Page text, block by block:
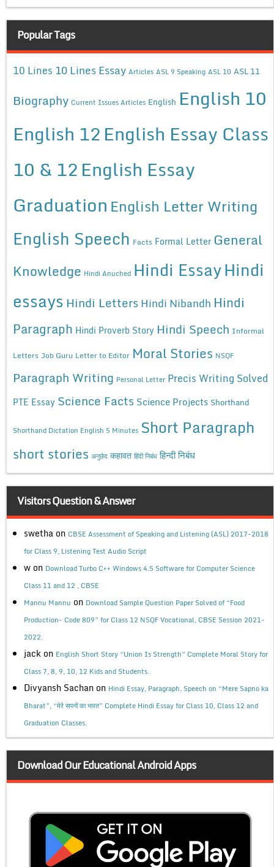
Popular Tags
10 Lines 10 Lines Essay Articles ASL 9 Speaking ASL 10 ASL 11
Biography Current Issues Articles English English 10
English 12English Essay Class
10 & 12English Essay
Graduation English Letter Writing
English Speech Facts Formal Letter General
Knowledge Hindi Anuched Hindi EssayHindi
essays Hindi Letters Hindi Nibandh Hindi
Paragraph Hindi Proverb Story Hindi Speech Informal
Letters Job Guru Letter to Editor Moral Stories NSQF
Paragraph Writing Personal Letter Precis Writing Solved
PTE Essay Science Facts Science Projects Shorthand
Shorthand Dictation English 5 Minutes Short Paragraph
short stories अनुछेद कहावत हिंदी निबंध हिन्दी निबंध
Visitors Question & Answer
swetha on CBSE Assessment of Speaking and Listening (ASL) 2017-2018
for Class 9, Listening Test Audio Script
w on Download Turbo C++ Windows 4.5 Software for Computer Science
Class 11 and 12 , CBSE
Mannu Mannu on Download Sample Question Paper Solved of “Food
Production- Code 809” for Class 12 NSQF Vocational, CBSE Session 2021-
2022.
jack on English Short Story “Union Is Strength” Complete Moral Story for
Class 7, 8, 9, 10, 12 Kids and Students.
Divyansh Sachan on Hindi Essay, Paragraph, Speech on “Mere Sapno ka
Bharat”, “मेरे सपनों का भारत” Complete Hindi Essay for Class 10, Class 12 and
Graduation Classes.
Download Our Educational Android Apps